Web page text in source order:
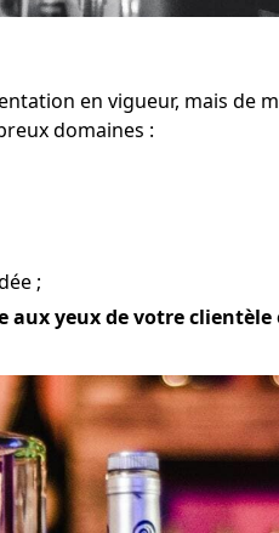
en vigueur, mais de
domaines :
;
yeux de votre